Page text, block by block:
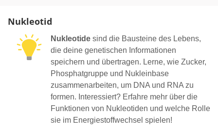
Nukleotid
Nukleotide sind die Bausteine des Lebens,
die deine genetischen Informationen
speichern und übertragen. Lerne, wie Zucker,
Phosphatgruppe und Nukleinbase
zusammenarbeiten, um DNA und RNA zu
formen. Interessiert? Erfahre mehr über die
Funktionen von Nukleotiden und welche Rolle
sie im Energiestoffwechsel spielen!